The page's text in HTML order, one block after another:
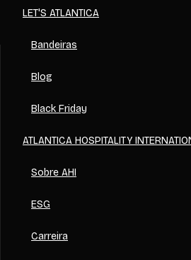
LET'S ATLANTICA
Bandeiras
Blog
Black Friday
ATLANTICA HOSPITALITY
Sobre AHI
ESG
Carreira